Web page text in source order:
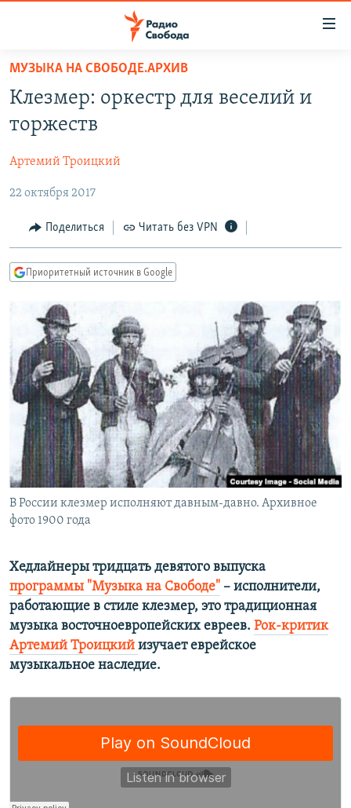
упрощенного
доступа
основному
Вернутся
главной
навигации
Вернутся
ПОДКАСТЫ
АВТОРСКИЕ ПРОЕКТЫ
ЦИТАТЫ СВОБОДЫ
МНЕНИЯ
КУЛЬТУРА
IDEL.РЕАЛИИ
КАВКАЗ.РЕАЛИИ
СЕВЕР.РЕАЛИИ
СИБИРЬ.РЕАЛИИ
РАСПИСАНИЕ ВЕЩАНИЯ
ПОДПИШИТЕСЬ НА РАССЫЛКУ
СОЦИАЛЬНЫЕ СЕТИ
МУЗЫКА НА СВОБОДЕ.АРХИВ
Клезмер: оркестр для веселий и
торжеств
Артемий Троицкий
22 октября 2017
Поделиться Читать без VPN
Приоритетный источник в Google
В России клезмер исполняют давным-давно. Архивное
фото 1900 года
Хедлайнеры тридцать девятого выпуска
программы "Музыка на Свободе" – исполнители,
работающие в стиле клезмер, это традиционная
музыка восточноевропейских евреев. Рок-критик
Артемий Троицкий изучает еврейское
музыкальное наследие.​